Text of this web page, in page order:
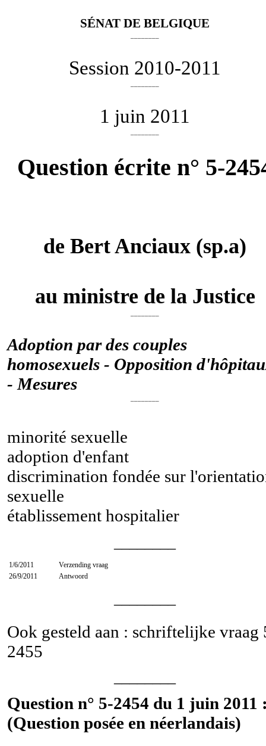
SÉNAT DE BELGIQUE
Session 2010-2011
1 juin 2011
Question écrite n° 5-
deBert Anciaux (sp.a)
au ministre de la Justice
Adoption par des couples
homosexuels - Opposition
- Mesures
minorité sexuelle
adoption d'enfant
discrimination fondée sur
sexuelle
établissement hospitalier
1/6/2011
Verzending vraag
26/9/2011
Antwoord
Ook gesteld aan : schriftelijke vraag
2455
Question n° 5-2454 du 1 juin 2011
(Question posée en néerlandais)